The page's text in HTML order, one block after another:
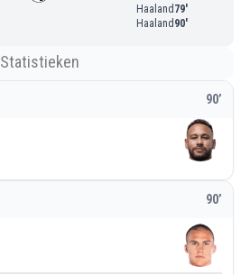
Haaland 79'
Haaland 90'
Statistieken
90’
90’